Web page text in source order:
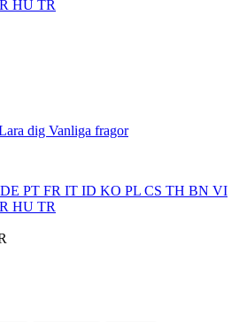
HU TR
dig Vanliga fragor
DE PT FR IT ID KO PL CS TH BN VI
HU TR